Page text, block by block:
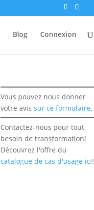
Blog Connexion
Vous pouvez nous donner
votre avissur ce formulaire.
Contactez-nous pour tout
besoin de transformation!
Découvrez l'offre du
catalogue de cas d'usage ici!